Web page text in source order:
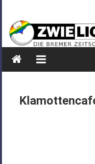
springen
ZWIELICHT
BREMEN
DIE
PSYCHOSOZIALE